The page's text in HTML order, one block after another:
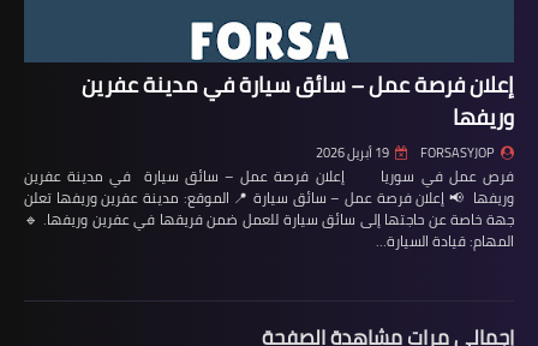
إعلان فرصة عمل – سائق سيارة في مدينة عفرين
وريفها
FORSASYJOP 19 أبريل 2026
فرص عمل في سوريا إعلان فرصة عمل – سائق سيارة في مدينة عفرين
وريفها 📢 إعلان فرصة عمل – سائق سيارة 📍 الموقع: مدينة عفرين وريفها تعلن
جهة خاصة عن حاجتها إلى سائق سيارة للعمل ضمن فريقها في عفرين وريفها. 🔹
المهام: قيادة السيارة…
إجمالي مرات مشاهدة الصفحة